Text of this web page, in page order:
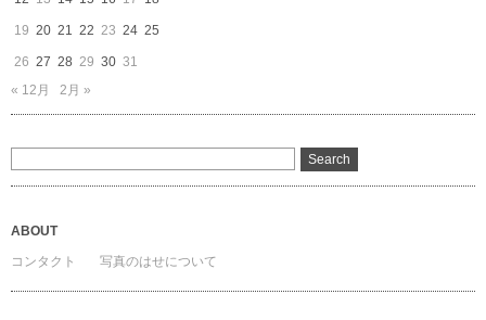
19 20 21 22 23 24 25
26 27 28 29 30 31
« 12月
2月 »
ABOUT
コンタクト
写真のはせについて